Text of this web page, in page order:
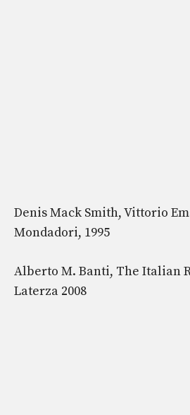
Denis Mack Smith, Vittorio
Mondadori, 1995
Alberto M. Banti, The Italian
Laterza 2008